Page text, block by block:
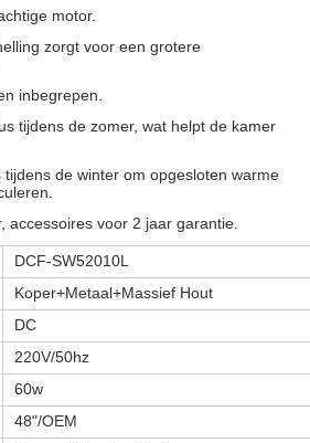
motor.
zorgt voor een grotere
inbegrepen.
tijdens de zomer, wat helpt de kamer
de winter om opgesloten warme
accessoires voor 2 jaar garantie.
DCF-SW52010L
Koper+Metaal+Massief Hout
DC
220V/50hz
60w
48"/OEM